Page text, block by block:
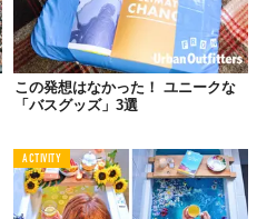
この発想はなかった！ ユニークな
「バスグッズ」3選
ACTIVITY